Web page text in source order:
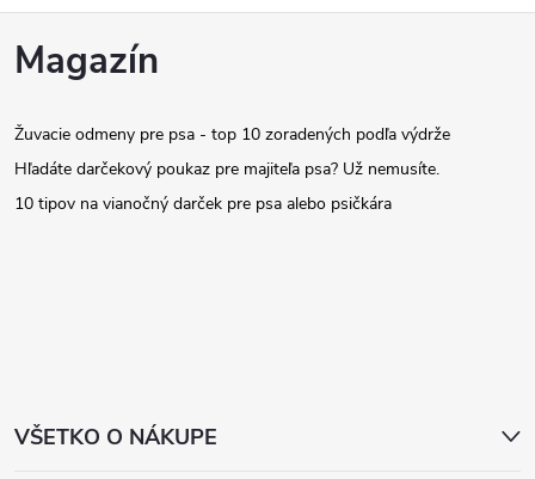
Z
p
ä
VŠETKO O NÁKUPE
Magazín
Žuvacie odmeny pre psa - top 10 zoradených podľa výdrže
Hľadáte darčekový poukaz pre majiteľa psa? Už nemusíte.
10 tipov na vianočný darček pre psa alebo psičkára